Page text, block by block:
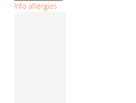
Info allergies